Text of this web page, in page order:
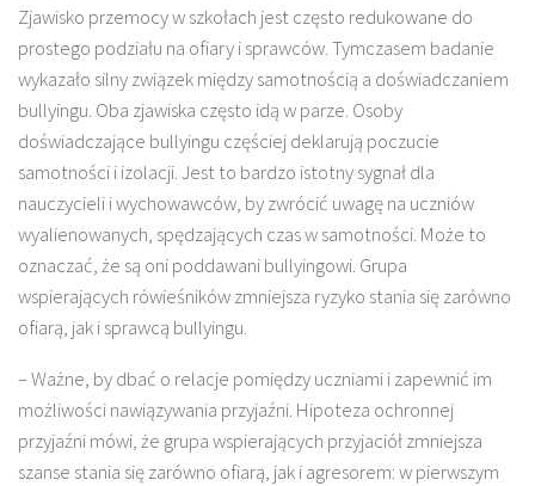
Zjawisko przemocy w szkołach jest często redukowane do
prostego podziału na ofiary i sprawców. Tymczasem badanie
wykazało silny związek między samotnością a doświadczaniem
bullyingu. Oba zjawiska często idą w parze. Osoby
doświadczające bullyingu częściej deklarują poczucie
samotności i izolacji. Jest to bardzo istotny sygnał dla
nauczycieli i wychowawców, by zwrócić uwagę na uczniów
wyalienowanych, spędzających czas w samotności. Może to
oznaczać, że są oni poddawani bullyingowi. Grupa
wspierających rówieśników zmniejsza ryzyko stania się zarówno
ofiarą, jak i sprawcą bullyingu.
– Ważne, by dbać o relacje pomiędzy uczniami i zapewnić im
możliwości nawiązywania przyjaźni. Hipoteza ochronnej
przyjaźni mówi, że grupa wspierających przyjaciół zmniejsza
szanse stania się zarówno ofiarą, jak i agresorem: w pierwszym